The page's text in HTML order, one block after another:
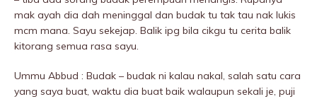
mak ayah dia dah meninggaI dan budak tu tak tau nak lukis
mcm mana. Sayu sekejap. Balik ipg bila cikgu tu cerita balik
kitorang semua rasa sayu.
Ummu Abbud : Budak – budak ni kalau nakal, salah satu cara
yang saya buat, waktu dia buat baik walaupun sekali je, puji